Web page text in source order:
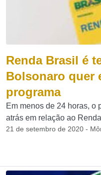
Renda Brasil é
Bolsonaro quer
programa
Em menos de 24 horas, o
atrás em relação ao
21 de setembro de 2020 -